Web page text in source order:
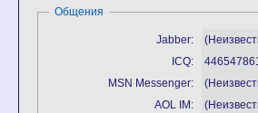
Общения
Jabber:
ICQ:
MSN Messenger:
AOL IM: